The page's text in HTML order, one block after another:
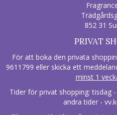
852 31
PRIVAT
För att boka den privata
9611799 eller skicka ett
minst 1
Tider för privat shopping: tisdag
andra tider -